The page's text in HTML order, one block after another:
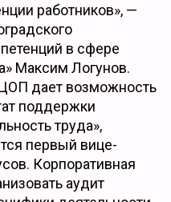
работников», —
в сфере
Максим Логунов.
дает возможность
поддержки
труда»,
первый вице-
Корпоративная
аудит